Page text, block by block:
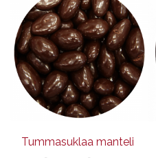
Tummasuklaa manteli
tuotteella
on
useampi
muunnelma.
Voit
tehdä
valinnat
sivulla.